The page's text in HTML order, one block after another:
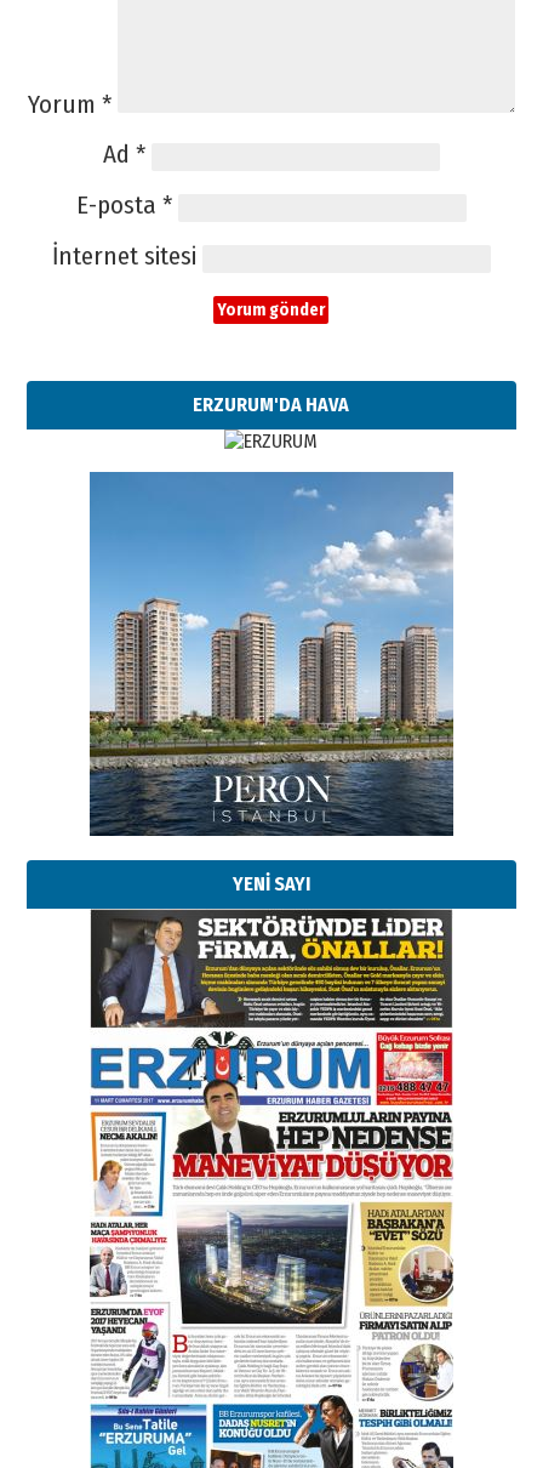
Yorum *
Ad *
E-posta *
İnternet sitesi
ERZURUM'DA HAVA
YENİ SAYI
Esat BİNDESEN
TRT’NİN BÖLGEYE AÇILAN SESİ
09 Ağustos 2026 Pazar
Kadir SABUNCUOĞLU
Erzurumspor’un köşe taşları
29 Haziran 2026 Pazartesi
Kenan GÜLERCİ
Murat Şahsuvaroğlu ERKON’da
çıtayı yukarı taşırken,
yönetimdekiler aşağı
çekmemeli!
17 Şubat 2026 SalıOrhan BOZKURT